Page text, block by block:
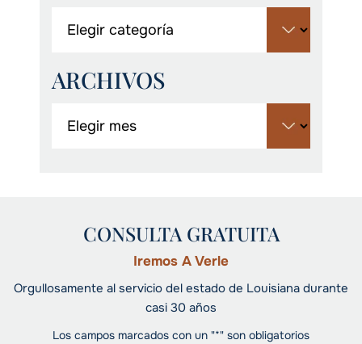
ARCHIVOS
CONSULTA GRATUITA
Iremos A Verle
Orgullosamente al servicio del estado de Louisiana durante
casi 30 años
Los campos marcados con un "*" son obligatorios